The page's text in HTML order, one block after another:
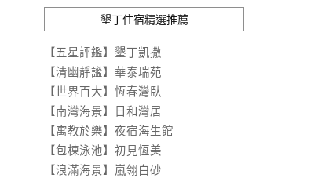
墾丁住宿精選推薦
【五星評鑑】墾丁凱撒
【清幽靜謐】華泰瑞苑
【世界百大】恆春灣臥
【南灣海景】日和灣居
【寓教於樂】夜宿海生館
【包棟泳池】初見恆美
【浪滿海景】嵐翎白砂